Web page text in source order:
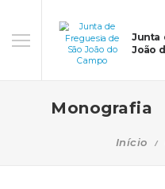
Junta
João
Monografia
Início